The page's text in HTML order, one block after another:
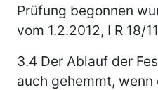
Prüfung begonnen
vom 1.2.2012, I R 18/
3.4 Der Ablauf der
auch gehemmt,